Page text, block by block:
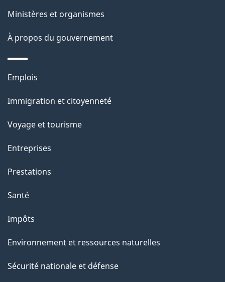
l
s
l
a
a
g
"
site
Ministères et organismes
À propos du gouvernement
Thèmes
sujets
Emplois
Immigration et citoyenneté
Voyage et tourisme
Entreprises
Prestations
Santé
Impôts
Environnement et ressources naturelles
Sécurité nationale et défense